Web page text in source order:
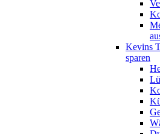
Kevins
sparen